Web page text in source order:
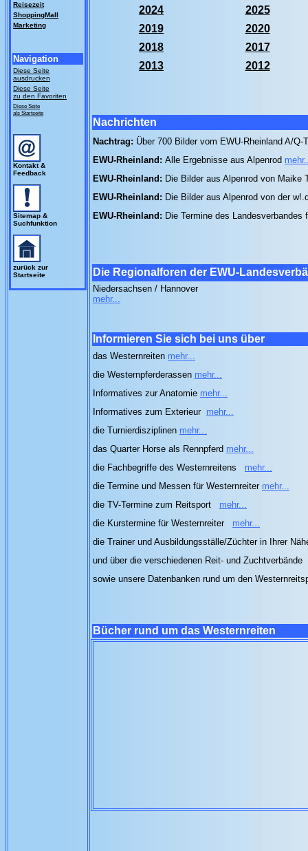
Reisezeit
ShoppingMall
Marketing
Navigation
Diese Seite
ausdrucken
Diese Seite
zu den Favoriten
Diese Seite
als Startseite
Kontakt &
Feedback
Sitemap &
Suchfunktion
zurück zur
Startseite
2024
2025
2019
2020
2018
2017
2013
2012
Nachrichten
Nachtrag: Über 700 Bilder vom EWU-Rheinland A/
EWU-Rheinland: Alle Ergebnisse aus Alpenrod
EWU-Rheinland: Die Bilder aus Alpenrod von Maike
EWU-Rheinland: Die Bilder aus Alpenrod von der
EWU-Rheinland: Die Termine des Landesverbandes
Die Regionalforen der EWU-
Niedersachsen / Hannover
mehr...
Informieren Sie sich bei uns über
das Westernreiten mehr...
die Westernpferderassen mehr...
Informatives zur Anatomie mehr...
Informatives zum Exterieur mehr...
die Turnierdisziplinen mehr...
das Quarter Horse als Rennpferd mehr...
die Fachbegriffe des Westernreitens
mehr...
die Termine und Messen für Westernreiter mehr...
die TV-Termine zum Reitsport
mehr...
die Kurstermine für Westernreiter
mehr...
die Trainer und Ausbildungsställe/Züchter in Ihrer
und über die verschiedenen Reit- und Zuchtverbände
sowie unsere Datenbanken rund um den
Bücher rund um das Westernreiten